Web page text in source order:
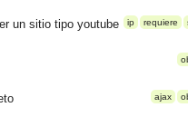
ip requiere
un sitio tipo youtube
ajax